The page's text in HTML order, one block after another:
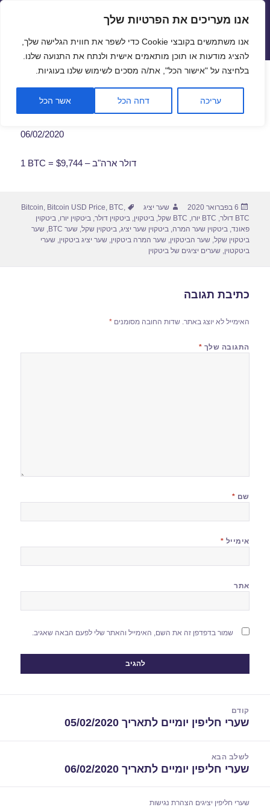
פתח
אנו מעריכים את הפרטיות שלך
אנו משתמשים בקובצי Cookie כדי לשפר את חווית הגלישה שלך,
להציג מודעות או תוכן מותאמים אישית ולנתח את התנועה שלנו.
בלחיצה על "אישור הכל", את/ה מסכים לשימוש שלנו בעוגיות.
עריכה דחה הכל אשר הכל
שערי חליפין יציגים – שער יציג
תפריטים
ווידג'טים
שער ביטקוין לתאריך 06/02/2020
06/02/2020
1 BTC = $9,744 – דולר ארה"ב
פורסם
בתאריך
6 בפברואר 2020 מחבר
שער יציג תגיות Bitcoin, Bitcoin USD Price, BTC,
BTC דולר
, BTC יורו , BTC שקל ,ביטקוין,ביטקוין דולר,ביטקוין יורו,ביטקוין
פאונד,ביטקוין שער המרה,ביטקוין שער יציג,ביטקוין שקל,שער BTC ,שער
ביטקוין שקל,שער הביטקוין,שער המרה ביטקוין,שער יציג ביטקוין,שערי
ביטקטוין,שערים יציגים של ביטקוין
כתיבת תגובה
האימייל לא יוצג באתר. שדות החובה מסומנים*
התגובה שלך *
שם *
אימייל *
אתר
שמור בדפדפן זה את השם, האימייל והאתר שלי לפעם הבאה שאגיב.
קודם
הפוסט
שערי חליפין יומיים לתאריך 05/02/2020
לשלב הבא
הפוסט
שערי חליפין יומיים לתאריך 06/02/2020
שערי חליפין יציגים הצהרת נגישות